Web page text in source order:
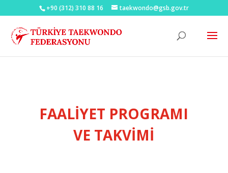
+90 (312) 310 88 16 taekwondo@gsb.gov.tr
FAALİYET PROGRAMI
VE TAKVİMİ